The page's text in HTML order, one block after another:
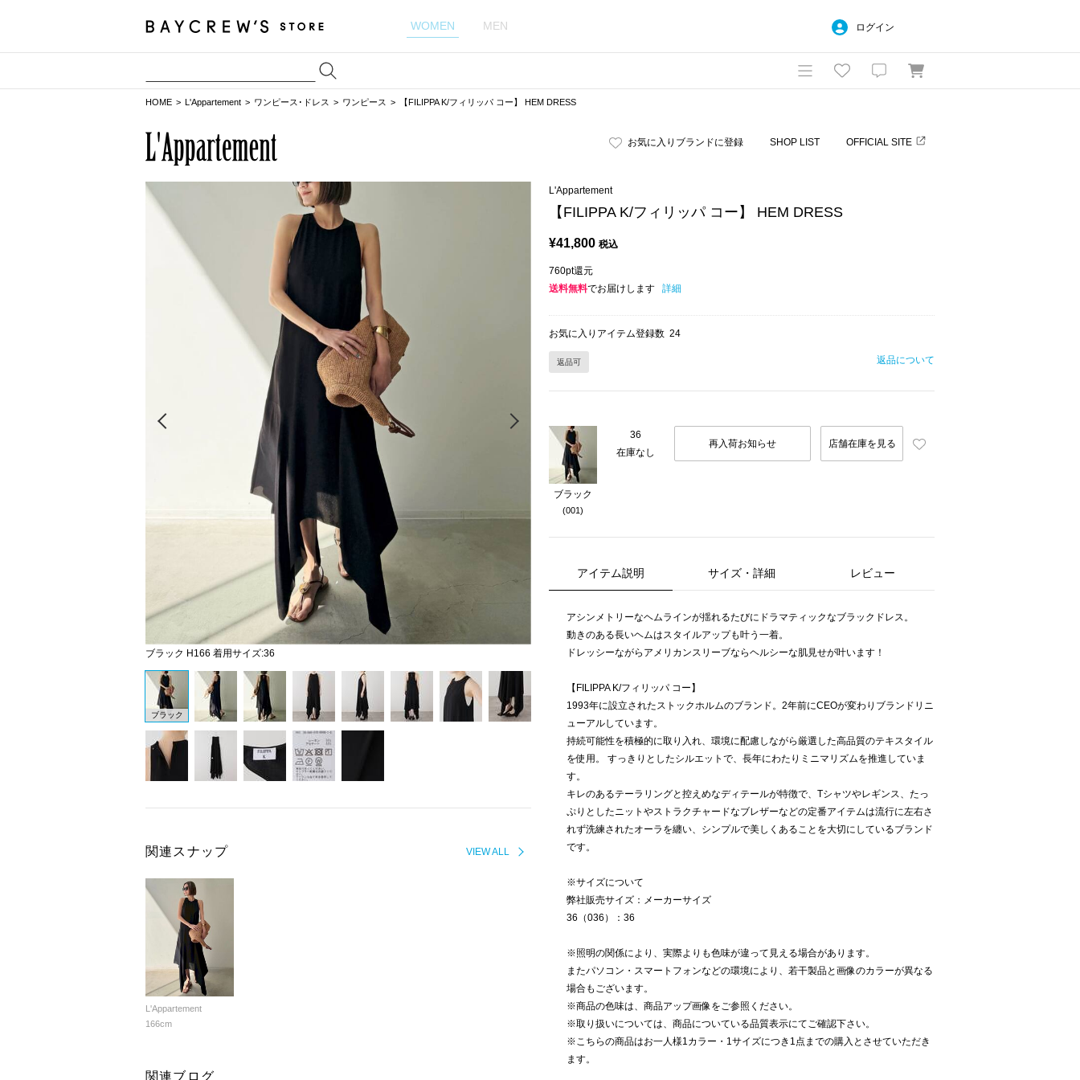
WOMEN MEN ログイン
HOME L'Appartement ワンピース･ドレス ワンピース 【FILIPPA K/フィリッパ コー】 HEM DRESS
お気に入りブランドに登録 SHOP LIST OFFICIAL SITE
ブラック H166 着用サイズ:36
ブラック
VIEW ALL
関連スナップ
L'Appartement
166cm
関連ブログ
L'Appartement
【FILIPPA K/フィリッパ コー】 HEM DRESS
¥41,800 税込
760pt還元
送料無料でお届けします 詳細
お気に入りアイテム登録数 24
返品可 返品について
ブラック
(001)
36
在庫なし
再入荷お知らせ 店舗在庫を見る
アイテム説明 サイズ・詳細 レビュー
アシンメトリーなヘムラインが揺れるたびにドラマティックなブラックドレス。
動きのある長いヘムはスタイルアップも叶う一着。
ドレッシーながらアメリカンスリーブならヘルシーな肌見せが叶います！
【FILIPPA K/フィリッパ コー】
1993年に設立されたストックホルムのブランド。2年前にCEOが変わりブランドリニ
ューアルしています。
持続可能性を積極的に取り入れ、環境に配慮しながら厳選した高品質のテキスタイル
を使用。 すっきりとしたシルエットで、長年にわたりミニマリズムを推進していま
す。
キレのあるテーラリングと控えめなディテールが特徴で、Tシャツやレギンス、たっ
ぷりとしたニットやストラクチャードなブレザーなどの定番アイテムは流行に左右さ
れず洗練されたオーラを纏い、シンプルで美しくあることを大切にしているブランド
です。
※サイズについて
弊社販売サイズ：メーカーサイズ
36（036）：36
※照明の関係により、実際よりも色味が違って見える場合があります。
またパソコン・スマートフォンなどの環境により、若干製品と画像のカラーが異なる
場合もございます。
※商品の色味は、商品アップ画像をご参照ください。
※取り扱いについては、商品についている品質表示にてご確認下さい。
※こちらの商品はお一人様1カラー・1サイズにつき1点までの購入とさせていただき
ます。